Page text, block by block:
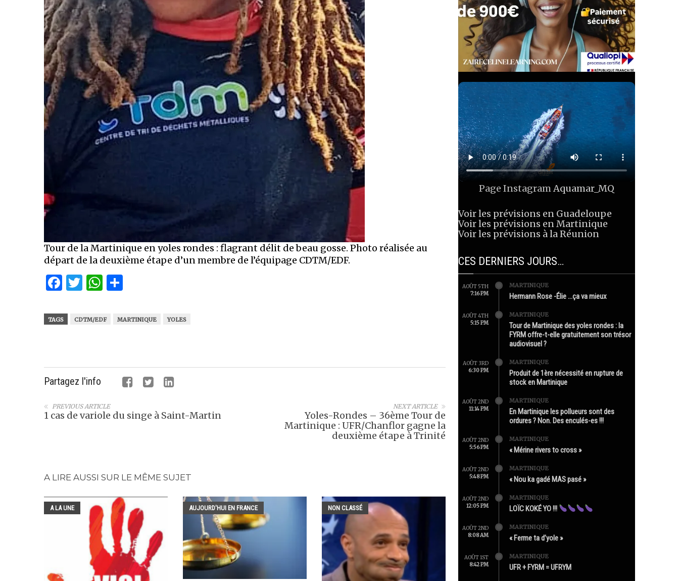
Tour de la Martinique en yoles rondes : flagrant délit de beau gosse. Photo réalisée au
départ de la deuxième étape d’un membre de l’équipage CDTM/EDF.
Facebook
Twitter
WhatsApp
TAGS CDTM/EDF MARTINIQUE YOLES
Partagez l'info
NEXT ARTICLE
Yoles-Rondes – 36ème Tour de
Martinique : UFR/Chanflor gagne la
deuxième étape à Trinité
PREVIOUS ARTICLE
1 cas de variole du singe à Saint-Martin
A LIRE AUSSI SUR LE MÊME SUJET
A LA UNE AUJOURD'HUI EN FRANCE NON CLASSÉ
Page InstagramAquamar_MQ
Voir les prévisions en Guadeloupe
Voir les prévisions en Martinique
Voir les prévisions à la Réunion
CES DERNIERS JOURS…
AOÛT 5TH
7:16 PM
MARTINIQUE
Hermann Rose -Élie …ça va mieux
AOÛT 4TH
5:15 PM
MARTINIQUE
Tour de Martinique des yoles rondes : la
FYRM offre-t-elle gratuitement son trésor
audiovisuel ?
AOÛT 3RD
6:30 PM
MARTINIQUE
Produit de 1ère nécessité en rupture de
stock en Martinique
AOÛT 2ND
11:14 PM
MARTINIQUE
En Martinique les pollueurs sont des
ordures ? Non. Des enculés-es !!!
AOÛT 2ND
5:56 PM
MARTINIQUE
« Mérine rivers to cross »
AOÛT 2ND
5:48 PM
MARTINIQUE
« Nou ka gadé MAS pasé »
AOÛT 2ND
12:05 PM
MARTINIQUE
LOÏC KOKÉ YO !!!
AOÛT 2ND
8:08 AM
MARTINIQUE
« Ferme ta d’yole »
AOÛT 1ST
8:42 PM
MARTINIQUE
UFR + FYRM = UFRYM